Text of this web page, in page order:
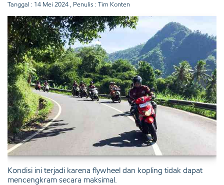
Tanggal : 14 Mei 2024 , Penulis : Tim Konten
Kondisi ini terjadi karena flywheel dan kopling tidak dapat
mencengkram secara maksimal.